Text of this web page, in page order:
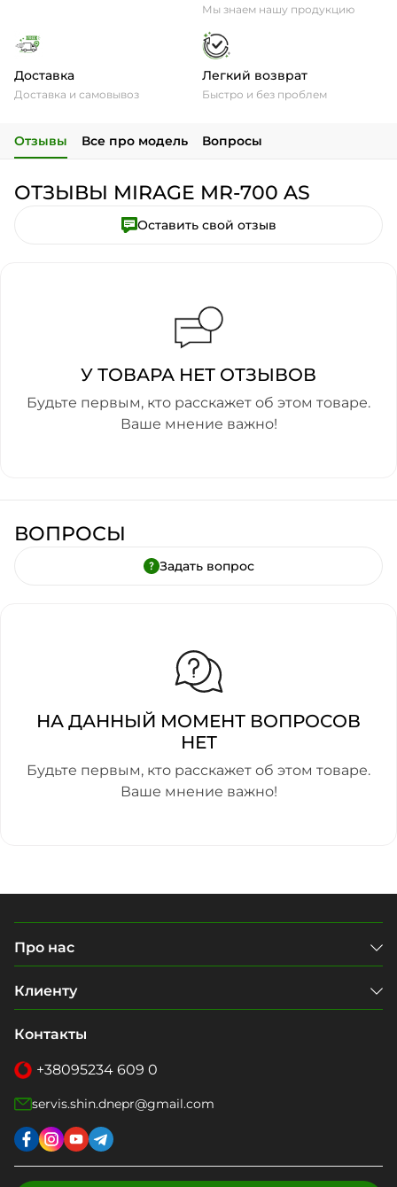
Мы знаем нашу продукцию
Доставка
Доставка и самовывоз
Легкий возврат
Быстро и без проблем
Отзывы Все про модель Вопросы
ОТЗЫВЫ MIRAGE MR-700 AS
Оставить свой отзыв
У ТОВАРА НЕТ ОТЗЫВОВ
Будьте первым, кто расскажет об этом товаре.
Ваше мнение важно!
ВОПРОСЫ
Задать вопрос
НА ДАННЫЙ МОМЕНТ ВОПРОСОВ
НЕТ
Будьте первым, кто расскажет об этом товаре.
Ваше мнение важно!
Про нас
Клиенту
Контакты
+38095234 609 0
servis.shin.dnepr@gmail.com